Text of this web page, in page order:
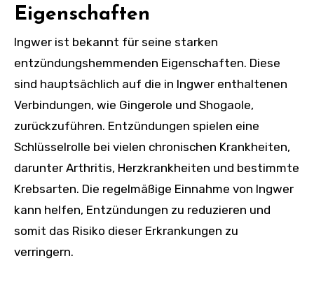
Eigenschaften
Ingwer ist bekannt für seine starken
entzündungshemmenden Eigenschaften. Diese
sind hauptsächlich auf die in Ingwer enthaltenen
Verbindungen, wie Gingerole und Shogaole,
zurückzuführen. Entzündungen spielen eine
Schlüsselrolle bei vielen chronischen Krankheiten,
darunter Arthritis, Herzkrankheiten und bestimmte
Krebsarten. Die regelmäßige Einnahme von Ingwer
kann helfen, Entzündungen zu reduzieren und
somit das Risiko dieser Erkrankungen zu
verringern.